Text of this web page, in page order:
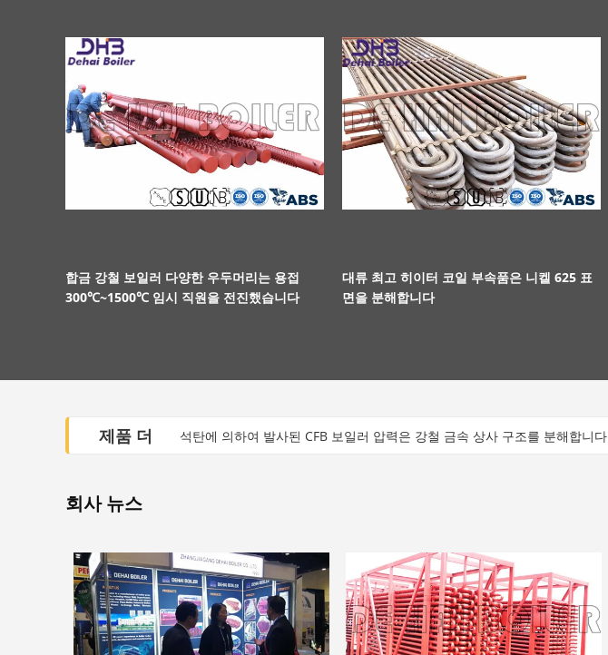
합금 강철 보일러 다양한 우두머리는 용접
300℃~1500℃ 임시 직원을 전진했습니다
대류 최고 히이터 코일 부속품은 니켈 625 표
면을 분해합니다
제품 더 석탄에 의하여 발사된 CFB 보일러 압력은 강철 금속 상사 구조를 분해합니다
열회수 과열기와 재열기에 의하여 구부려지는 벌거벗은 수평한 유형
회사 뉴스